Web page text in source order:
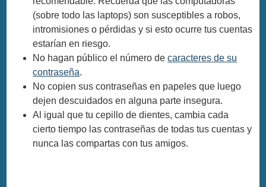
(sobre todo las laptops) son susceptibles a robos,
intromisiones o pérdidas y si esto ocurre tus cuentas
estarían en riesgo.
No hagan público el número decaracteres de su
contraseña.
No copien sus contraseñas en papeles que luego
dejen descuidados en alguna parte insegura.
Al igual que tu cepillo de dientes, cambia cada
cierto tiempo las contraseñas de todas tus cuentas y
nunca las compartas con tus amigos.